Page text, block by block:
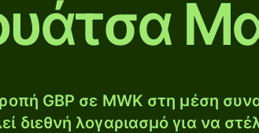
GBP σε MWK στη μέση
διεθνή λογαριασμό για να